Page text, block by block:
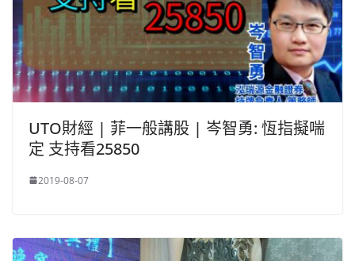
UTO財經 | 菲一般講股 | 岑智勇: 恆指擬喘
定 支持看25850
2019-08-07